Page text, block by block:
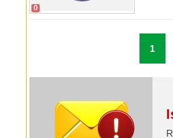
0
1